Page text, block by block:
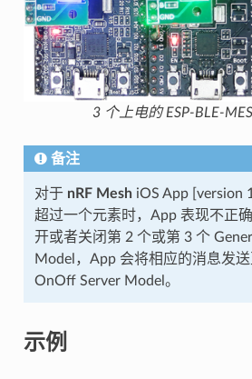
3 个上电的 ESP-BLE-
备注
对于 nRF MeshiOS App [version
超过一个元素时，App 表现不正
开或者关闭第 2 个或第 3 个
Model，App 会将相应的消息发
OnOff Server Model。
示例